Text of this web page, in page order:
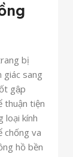
bị
giác sang
gập
thuận tiện
loại kính
chống va
hồ bền